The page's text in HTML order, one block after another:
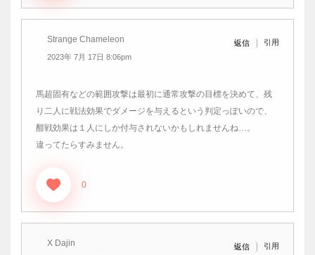
Strange Chameleon
2023年 7月 17日 8:06pm
返信 引用
馬超固有などの範囲攻撃は最初に通常攻撃の目標を決めて、残
り二人に戦法効果でダメージを与えるという判定っぽいので、
酣戦効果は１人にしか付与されないかもしれませんね…。
違ってたらすみません。
0
X Dajin 返信 引用